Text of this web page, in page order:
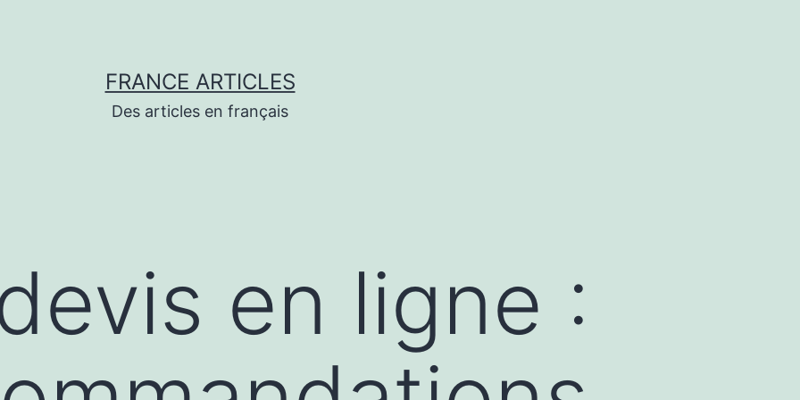
FRANCE ARTICLES
Des articles en français
en ligne :